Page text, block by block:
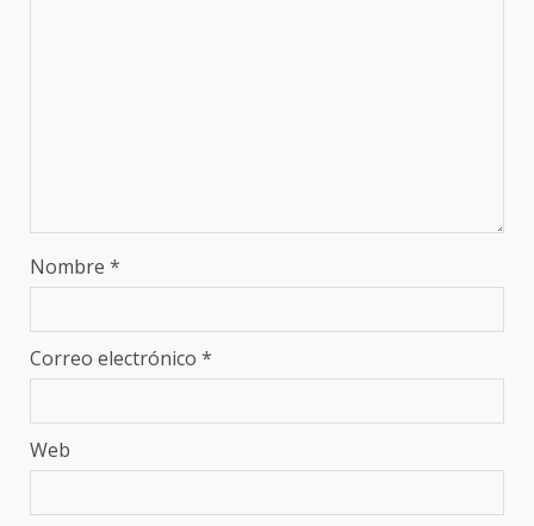
Nombre *
Correo electrónico *
Web